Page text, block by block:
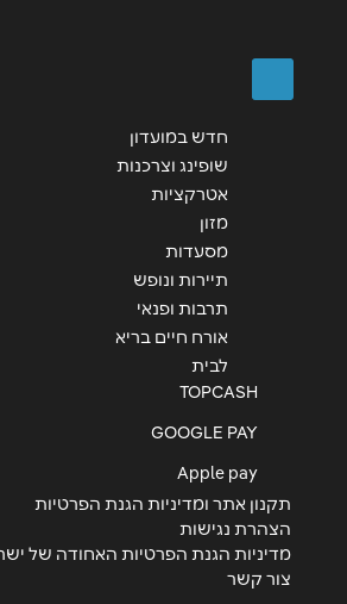
חדש במועדון
שופינג וצרכנות
אטרקציות
מזון
מסעדות
תיירות ונופש
תרבות ופנאי
אורח חיים בריא
לבית
TOPCASH
GOOGLE PAY
Apple pay
תקנון אתר ומדיניות הגנת הפרטיות
הצהרת נגישות
מדיניות הגנת הפרטיות האחודה של
צור קשר